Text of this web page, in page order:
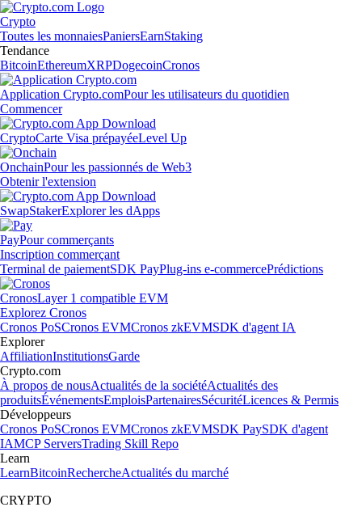
Crypto
Toutes les monnaiesPaniersEarnStaking
Tendance
BitcoinEthereumXRPDogecoinCronos
Application Crypto.comPour les utilisateurs du quotidien
Commencer
CryptoCarte Visa prépayéeLevel Up
OnchainPour les passionnés de Web3
Obtenir l'extension
SwapStakerExplorer les dApps
PayPour commerçants
Inscription commerçant
Terminal de paiementSDK PayPlug-ins e-commercePrédictions
CronosLayer 1 compatible EVM
Explorez Cronos
Cronos PoSCronos EVMCronos zkEVMSDK d'agent IA
Explorer
AffiliationInstitutionsGarde
Crypto.com
À propos de nousActualités de la sociétéActualités des
produitsÉvénementsEmploisPartenairesSécuritéLicences & Permis
Développeurs
Cronos PoSCronos EVMCronos zkEVMSDK PaySDK d'agent
IAMCP ServersTrading Skill Repo
Learn
LearnBitcoinRechercheActualités du marché
CRYPTO